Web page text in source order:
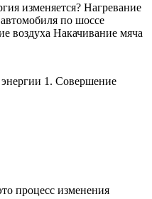
изменяется? Нагревание
по шоссе
воздуха Накачивание мяча
1. Совершение
процесс изменения